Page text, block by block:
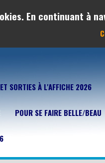
En continuant à
SORTIES À L'AFFICHE 2026
POUR SE FAIRE BELLE/BEAU